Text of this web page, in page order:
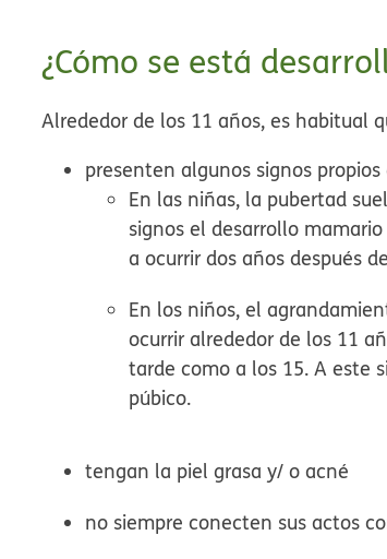
¿Cómo se está
Alrededor de los 11 años, es habitual
presenten algunos signos propios
En las niñas, la pubertad
signos el desarrollo
a ocurrir dos años después
En los niños, el
ocurrir alrededor de los 11
tarde como a los 15. A este
púbico.
tengan la piel grasa y/ o acné
no siempre conecten sus actos